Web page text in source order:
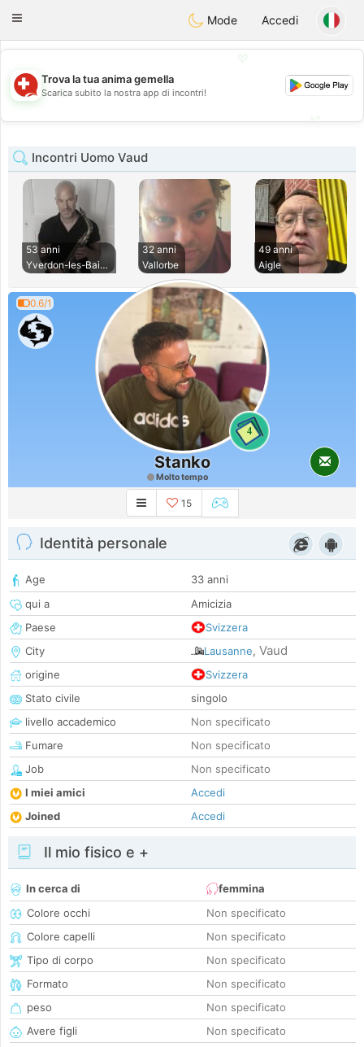
Suissi
Toggle
Mode Accedi
💖
💕
Trova la tua anima gemella
Scarica subito la nostra app di incontri!
Incontri Uomo Vaud
53 anni
Yverdon-les-Bains
32 anni
Vallorbe
49 anni
Aigle
0.6/1
4
Stanko
Molto tempo
15
Identità personale
Age
33 anni
qui a
Amicizia
Paese
Svizzera
City
Lausanne, Vaud
origine
Svizzera
Stato civile
singolo
livello accademico
Non specificato
Fumare
Non specificato
Job
Non specificato
I miei amici
Accedi
Joined
Accedi
Il mio fisico e +
In cerca di
femmina
Colore occhi
Non specificato
Colore capelli
Non specificato
Tipo di corpo
Non specificato
Formato
Non specificato
peso
Non specificato
Avere figli
Non specificato